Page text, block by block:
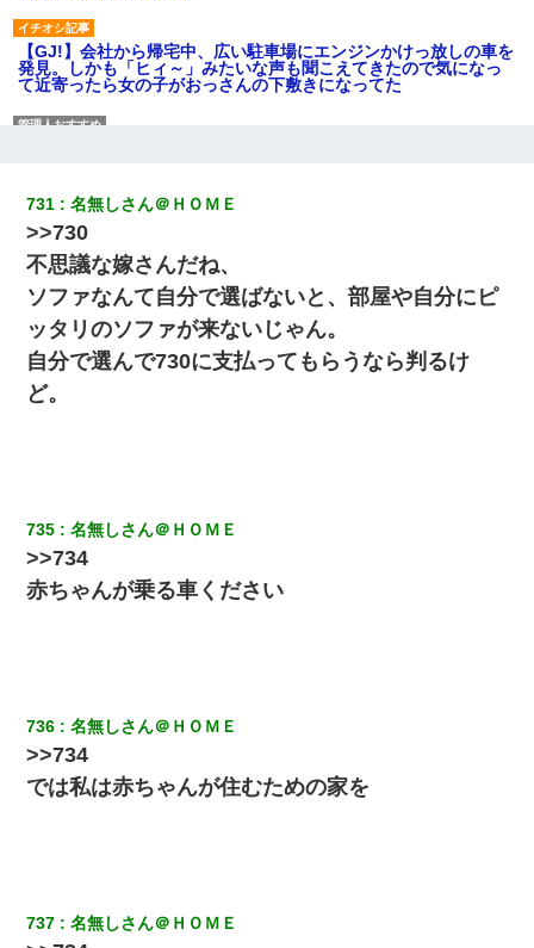
【GJ!】会社から帰宅中、広い駐車場にエンジンかけっ放しの車を
発見。しかも「ヒィ～」みたいな声も聞こえてきたので気になっ
て近寄ったら女の子がおっさんの下敷きになってた
兄の新しい嫁がやらかしすぎて辛い。当たり前のように実家や姪
の幼稚園に来る
さっき嫁から、「愛しています」ってメールが届いた。俺も「愛
してます」って送ったら
全く親しくないママ友Aから突然「飲み会しよう」と誘われたがお
断りした。後日Aの企みを知ってゾッとするやら腹立つやら！
妻と同居し始めたときから、よく妻が「どこかで音漏れしてな
い？音楽聞こえる」と言っていて…
【戦争】不妊の俺嫁に弟嫁が2日間4歳児を託児 俺嫁はそこまで気
嫁「本当に身に覚えがない」「なにかの間違いだ！取り違え
だ！」→ 嫁「あっ」
書店「息子さんが万引きしました」私「はっ？(息子目の前にいる
ことは謝ります。ごめんなさい…』私「お子さんはフリン略奪婚
って知ってるの？」相手『 』結果→
731 名無しさん＠ＨＯＭＥ
>>730
不思議な嫁さんだね、
ソファなんて自分で選ばないと、部屋や自分にピ
ッタリのソファが来ないじゃん。
自分で選んで730に支払ってもらうなら判るけ
ど。
735 名無しさん＠ＨＯＭＥ
>>734
赤ちゃんが乗る車ください
736 名無しさん＠ＨＯＭＥ
>>734
では私は赤ちゃんが住むための家を
737 名無しさん＠ＨＯＭＥ